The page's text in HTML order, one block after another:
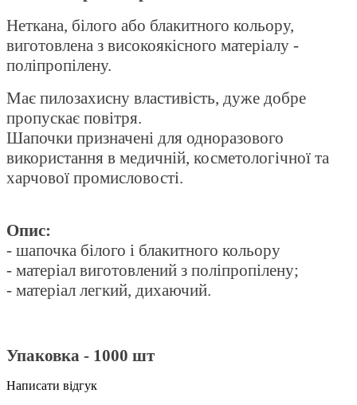
Неткана, білого або блакитного кольору,
виготовлена з високоякісного матеріалу -
поліпропілену.
Має пилозахисну властивість, дуже добре
пропускає повітря.
Шапочки призначені для одноразового
використання в медичній, косметологічної та
харчової промисловості.
Опис:
- шапочка білого і блакитного кольору
- матеріал виготовлений з поліпропілену;
- матеріал легкий, дихаючий.
Упаковка - 1000 шт
Написати відгук